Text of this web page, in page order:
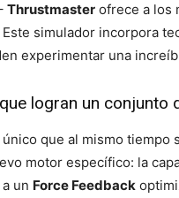
Thrustmaster ofrece a los
Este simulador incorpora
experimentar una
logran un conjunto
que al mismo
motor específico: la
un Force Feedback